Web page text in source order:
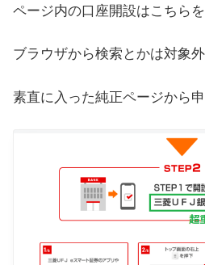
ページ内の口座開設はこちらを
ブラウザから検索とかは対象
素直に入った純正ページから